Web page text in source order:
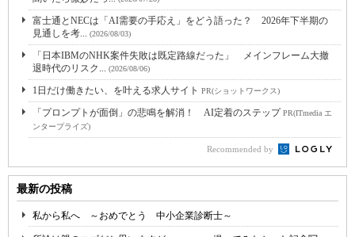
富士通とNECは「AI需要の手応え」をどう語った？ 2026年下半期の
見通しを考... (2026/08/03)
「日本IBMのNHK案件失敗は既定路線だった」 メインフレーム大撤
退時代のリスク... (2026/08/06)
1日だけ働きたい、を叶える求人サイト PR(ショットワークス)
「プロンプトが面倒」の悲鳴を解消！ AI定着のステップPR(ITmedia エ
ンタープライズ)
Recommended by
最新の投稿
私から私へ ～おめでとう 中小企業診断士～